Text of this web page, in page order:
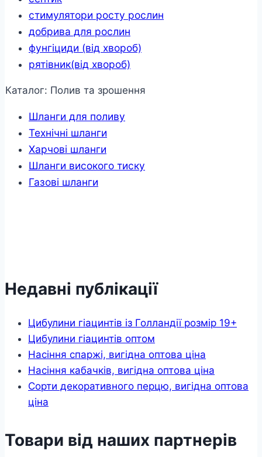
стимулятори росту рослин
добрива для рослин
фунгіциди (від хвороб)
рятівник(від хвороб)
Каталог: Полив та зрошення
Шланги для поливу
Технічні шланги
Харчові шланги
Шланги високого тиску
Газові шланги
Недавні публікації
Цибулини гіацинтів із Голландії розмір 19+
Цибулини гіацинтів оптом
Насіння спаржі, вигідна оптова ціна
Насіння кабачків, вигідна оптова ціна
Сорти декоративного перцю, вигідна оптова
ціна
Товари від наших партнерів